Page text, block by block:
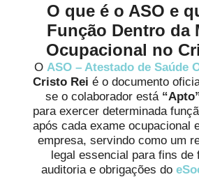
O que é o ASO e
Função Dentro da
Ocupacional no
O ASO – Atestado de Saúde
Cristo Rei é o documento
se o colaborador está
para exercer determinada
após cada exame ocupacional
empresa, servindo como um
legal essencial para fins de
auditoria e obrigações do